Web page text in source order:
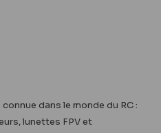
dans le monde du RC :
lunettes FPV et